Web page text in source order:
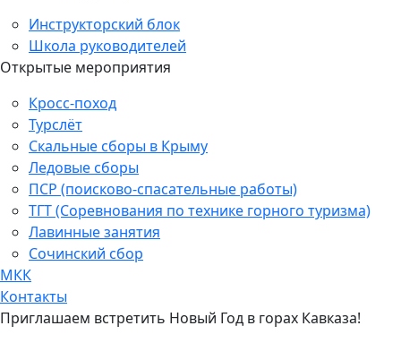
Инструкторский блок
Школа руководителей
Открытые мероприятия
Кросс-поход
Турслёт
Скальные сборы в Крыму
Ледовые сборы
ПСР (поисково-спасательные работы)
ТГТ (Соревнования по технике горного туризма)
Лавинные занятия
Сочинский сбор
МКК
Контакты
Приглашаем встретить Новый Год в горах Кавказа!